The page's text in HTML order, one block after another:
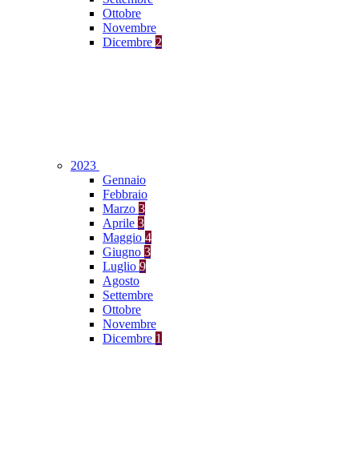
Ottobre
Novembre
Dicembre 2
2023
Gennaio
Febbraio
Marzo 3
Aprile 3
Maggio 4
Giugno 3
Luglio 9
Agosto
Settembre
Ottobre
Novembre
Dicembre 1